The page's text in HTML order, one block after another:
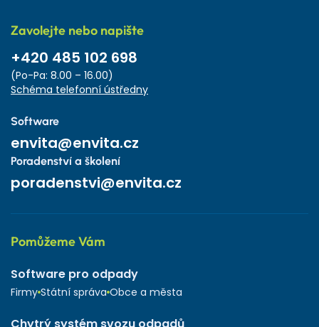
Zavolejte nebo napište
+420 485 102 698
(Po-Pa: 8.00 – 16.00)
Schéma telefonní ústředny
Software
envita@envita.cz
Poradenství a školení
poradenstvi@envita.cz
Pomůžeme Vám
Software pro odpady
Firmy Státní správa Obce a města
Chytrý systém svozu odpadů